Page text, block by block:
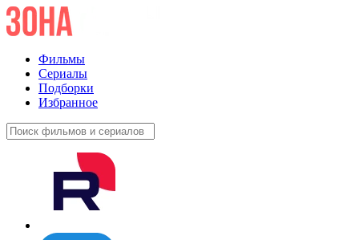
Фильмы
Сериалы
Подборки
Избранное